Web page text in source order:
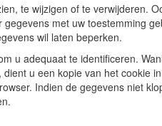
te wijzigen of te verwijderen.
met uw toestemming
wil laten beperken.
u adequaat te identificeren.
u een kopie van het cookie
Indien de gegevens niet